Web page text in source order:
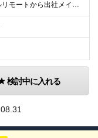
★リモート率97％！フルリモートから出社メインまで、希望に合わせて選べます ★全国47都道府県のプロジェクト先で勤務可能。転勤はありません！ ＜本社＞ 東京都渋谷区渋谷2-19-15 宮益坂ビルディ
検討中に入れる